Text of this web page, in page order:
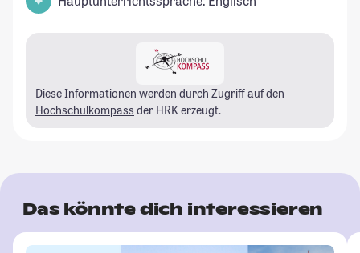
Diese Informationen werden durch Zugriff auf den
Hochschulkompass der HRK erzeugt.
Das könnte dich interessieren